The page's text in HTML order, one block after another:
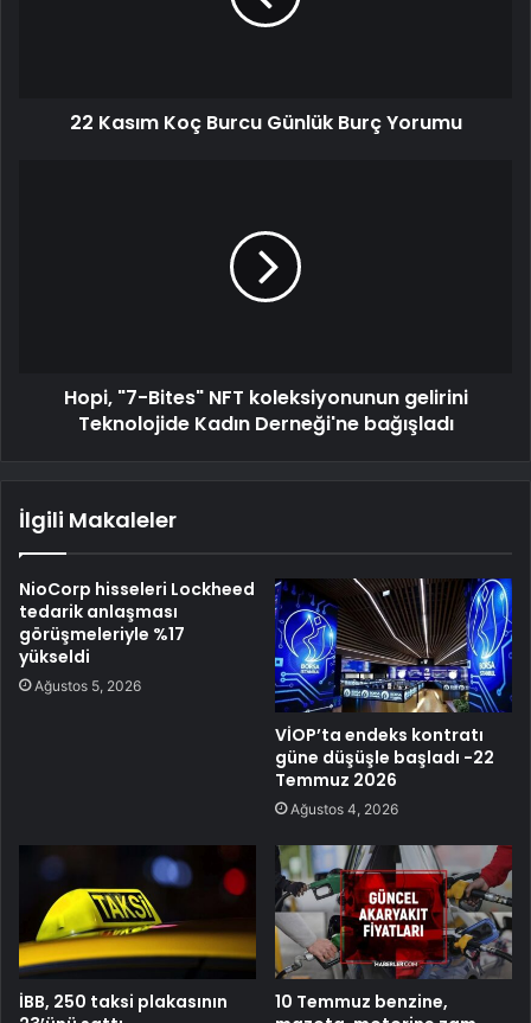
22 Kasım Koç Burcu Günlük Burç Yorumu
Hopi, "7-Bites" NFT koleksiyonunun gelirini
Teknolojide Kadın Derneği'ne bağışladı
İlgili Makaleler
NioCorp hisseleri Lockheed
tedarik anlaşması
görüşmeleriyle %17
yükseldi
Ağustos 5, 2026
VİOP’ta endeks kontratı
güne düşüşle başladı -22
Temmuz 2026
Ağustos 4, 2026
İBB, 250 taksi plakasının
10 Temmuz benzine,